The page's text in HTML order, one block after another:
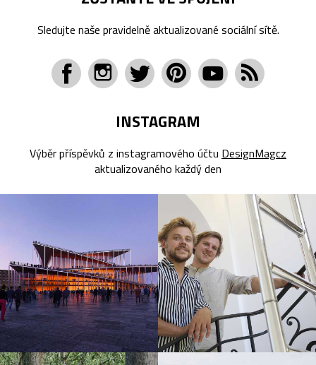
Sledujte naše pravidelně aktualizované sociální sítě.
INSTAGRAM
Výběr příspěvků z instagramového účtu DesignMagcz
aktualizovaného každý den